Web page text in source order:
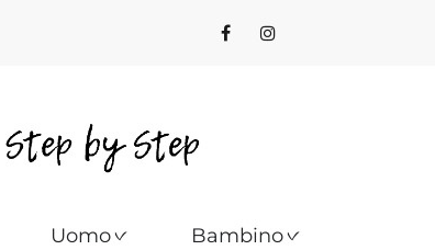
Uomo Bambino